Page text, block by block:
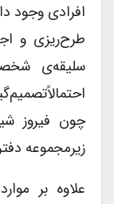
افرادی وجود
طرح‌ریزی و
سلیقه‌ی
چون فیروز
زیرمجموعه
علاوه بر